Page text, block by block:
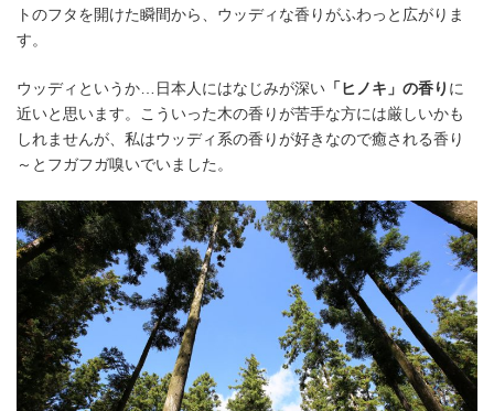
トのフタを開けた瞬間から、ウッディな香りがふわっと広がりま
す。
ウッディというか…日本人にはなじみが深い 「ヒノキ」の香り に
近いと思います。こういった木の香りが苦手な方には厳しいかも
しれませんが、私はウッディ系の香りが好きなので癒される香り
～とフガフガ嗅いでいました。